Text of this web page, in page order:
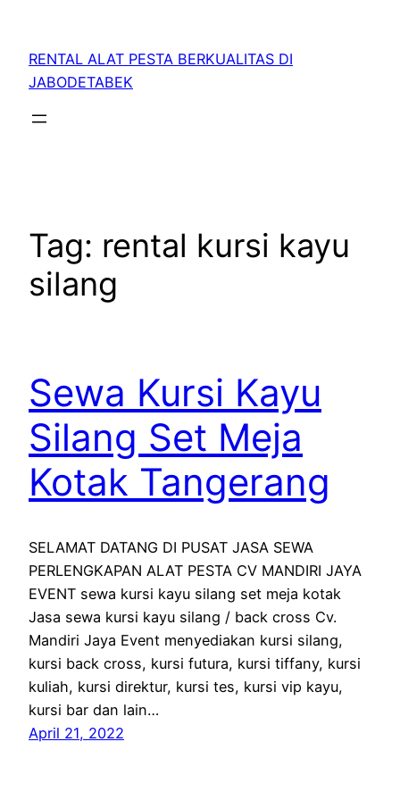
RENTAL ALAT PESTA BERKUALITAS DI
JABODETABEK
Tag: rental kursi kayu
silang
Sewa Kursi Kayu
Silang Set Meja
Kotak Tangerang
SELAMAT DATANG DI PUSAT JASA SEWA
PERLENGKAPAN ALAT PESTA CV MANDIRI JAYA
EVENT sewa kursi kayu silang set meja kotak
Jasa sewa kursi kayu silang / back cross Cv.
Mandiri Jaya Event menyediakan kursi silang,
kursi back cross, kursi futura, kursi tiffany, kursi
kuliah, kursi direktur, kursi tes, kursi vip kayu,
kursi bar dan lain…
April 21, 2022